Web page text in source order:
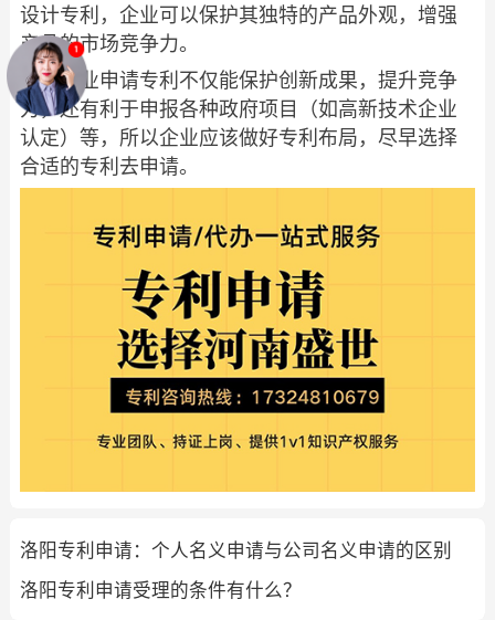
设计专利，企业可以保护其独特的产品外观，增强
产品的市场竞争力。
企业申请专利不仅能保护创新成果，提升竞争
力，还有利于申报各种政府项目（如高新技术企业
认定）等，所以企业应该做好专利布局，尽早选择
合适的专利去申请。
洛阳专利申请：个人名义申请与公司名义申请的区别
洛阳专利申请受理的条件有什么？